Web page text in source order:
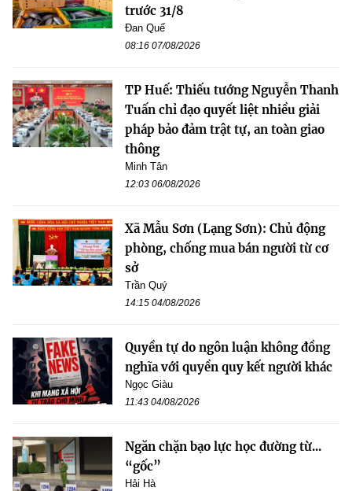
trước 31/8
Đan Quế
08:16 07/08/2026
TP Huế: Thiếu tướng Nguyễn Thanh
Tuấn chỉ đạo quyết liệt nhiều giải
pháp bảo đảm trật tự, an toàn giao
thông
Minh Tân
12:03 06/08/2026
Xã Mẫu Sơn (Lạng Sơn): Chủ động
phòng, chống mua bán người từ cơ
sở
Trần Quý
14:15 04/08/2026
Quyền tự do ngôn luận không đồng
nghĩa với quyền quy kết người khác
Ngọc Giàu
11:43 04/08/2026
Ngăn chặn bạo lực học đường từ...
“gốc”
Hải Hà